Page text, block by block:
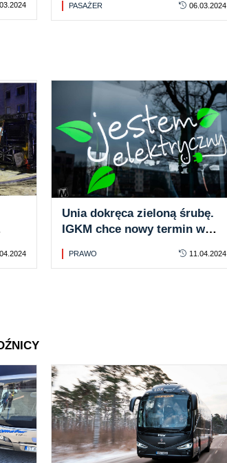
Regionalnego
PASAŻER 06.03.2024
Unia dokręca zieloną śrubę.
IGKM chce nowy termin w
zeroemisyjnych
PRAWO 11.04.2024